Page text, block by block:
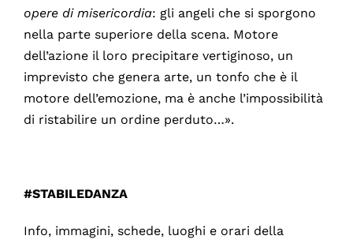
opere di misericordia: gli angeli che si sporgono
nella parte superiore della scena. Motore
dell’azione il loro precipitare vertiginoso, un
imprevisto che genera arte, un tonfo che è il
motore dell’emozione, ma è anche l’impossibilità
di ristabilire un ordine perduto…».
#STABILEDANZA
Info, immagini, schede, luoghi e orari della